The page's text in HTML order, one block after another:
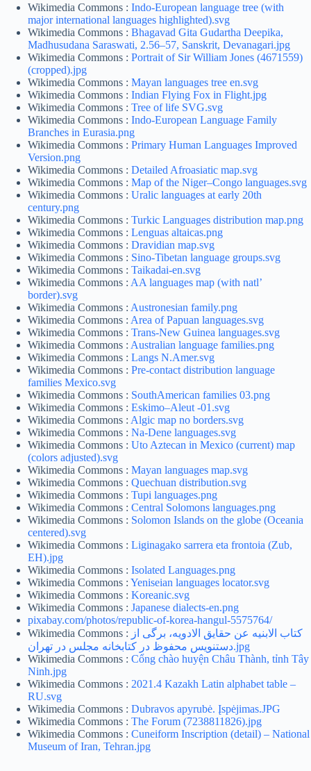
Wikimedia Commons : Indo-European language tree (with
major international languages highlighted).svg
Wikimedia Commons : Bhagavad Gita Gudartha Deepika,
Madhusudana Saraswati, 2.56–57, Sanskrit, Devanagari.jpg
Wikimedia Commons : Portrait of Sir William Jones (4671559)
(cropped).jpg
Wikimedia Commons : Mayan languages tree en.svg
Wikimedia Commons : Indian Flying Fox in Flight.jpg
Wikimedia Commons : Tree of life SVG.svg
Wikimedia Commons : Indo-European Language Family
Branches in Eurasia.png
Wikimedia Commons : Primary Human Languages Improved
Version.png
Wikimedia Commons : Detailed Afroasiatic map.svg
Wikimedia Commons : Map of the Niger–Congo languages.svg
Wikimedia Commons : Uralic languages at early 20th
century.png
Wikimedia Commons : Turkic Languages distribution map.png
Wikimedia Commons : Lenguas altaicas.png
Wikimedia Commons : Dravidian map.svg
Wikimedia Commons : Sino-Tibetan language groups.svg
Wikimedia Commons : Taikadai-en.svg
Wikimedia Commons : AA languages map (with natl’
border).svg
Wikimedia Commons : Austronesian family.png
Wikimedia Commons : Area of Papuan languages.svg
Wikimedia Commons : Trans-New Guinea languages.svg
Wikimedia Commons : Australian language families.png
Wikimedia Commons : Langs N.Amer.svg
Wikimedia Commons : Pre-contact distribution language
families Mexico.svg
Wikimedia Commons : SouthAmerican families 03.png
Wikimedia Commons : Eskimo–Aleut -01.svg
Wikimedia Commons : Algic map no borders.svg
Wikimedia Commons : Na-Dene languages.svg
Wikimedia Commons : Uto Aztecan in Mexico (current) map
(colors adjusted).svg
Wikimedia Commons : Mayan languages map.svg
Wikimedia Commons : Quechuan distribution.svg
Wikimedia Commons : Tupi languages.png
Wikimedia Commons : Central Solomons languages.png
Wikimedia Commons : Solomon Islands on the globe (Oceania
centered).svg
Wikimedia Commons : Liginagako sarrera eta frontoia (Zub,
EH).jpg
Wikimedia Commons : Isolated Languages.png
Wikimedia Commons : Yeniseian languages locator.svg
Wikimedia Commons : Koreanic.svg
Wikimedia Commons : Japanese dialects-en.png
pixabay.com/photos/republic-of-korea-hangul-5575764/
Wikimedia Commons : کتاب الابنیه عن حقایق الادویه، برگی از
دستنویس محفوظ در کتابخانه مجلس در تهران.jpg
Wikimedia Commons : Cổng chào huyện Châu Thành, tỉnh Tây
Ninh.jpg
Wikimedia Commons : 2021.4 Kazakh Latin alphabet table –
RU.svg
Wikimedia Commons : Dubravos apyrubė. Įspėjimas.JPG
Wikimedia Commons : The Forum (7238811826).jpg
Wikimedia Commons : Cuneiform Inscription (detail) – National
Museum of Iran, Tehran.jpg